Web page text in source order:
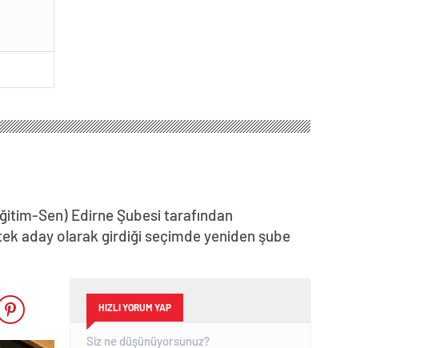
Sen) Edirne Şubesi tarafından
aday olarak girdiği seçimde yeniden şube
HIZLI YORUM YAP